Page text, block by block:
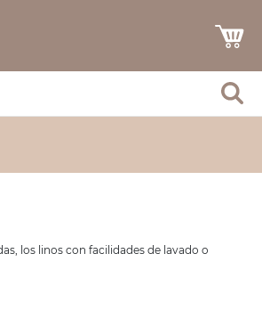
los linos con facilidades de lavado o